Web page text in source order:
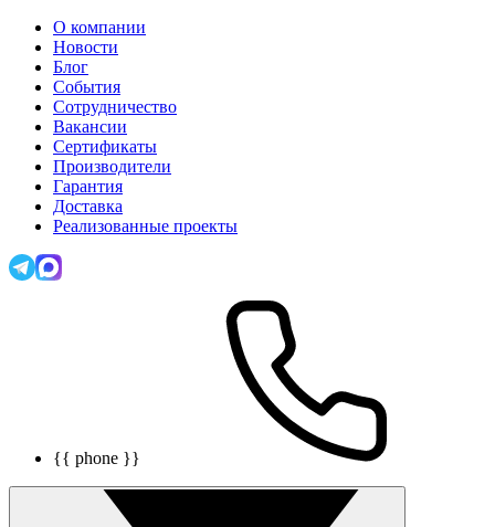
О компании
Новости
Блог
События
Сотрудничество
Вакансии
Сертификаты
Производители
Гарантия
Доставка
Реализованные проекты
{{ phone }}